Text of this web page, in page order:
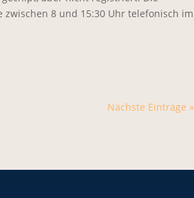
zwischen 8 und 15:30 Uhr telefonisch im
Nächste Einträge »